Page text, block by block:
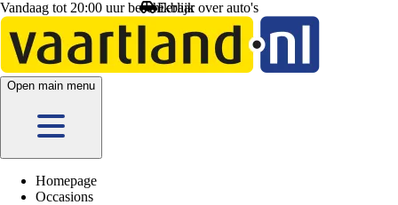
Vandaag tot 20:00 uur beschikbaar
Open main menu
Homepage
Occasions